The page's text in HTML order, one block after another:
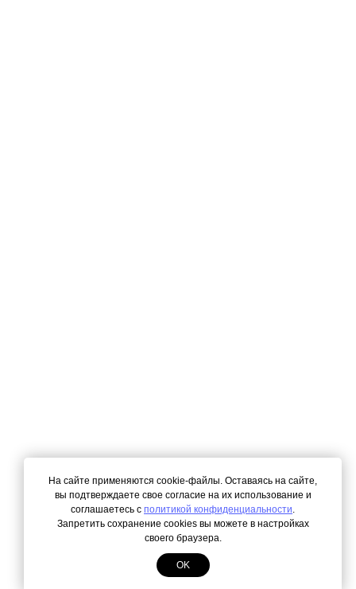
На сайте применяются cookie-файлы. Оставаясь на сайте,
вы подтверждаете свое согласие на их использование и
соглашаетесь с политикой конфиденциальности.
Запретить сохранение cookies вы можете в настройках
своего браузера.
OK